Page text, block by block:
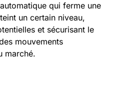
qui ferme une
un certain niveau,
et sécurisant le
mouvements
marché.